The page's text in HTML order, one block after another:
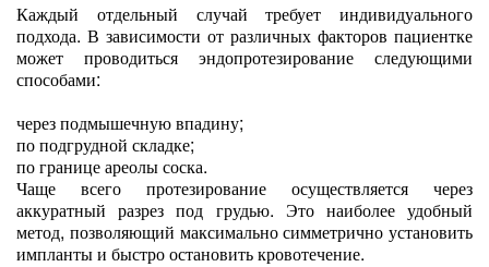
Каждый отдельный случай требует индивидуального
подхода. В зависимости от различных факторов пациентке
может проводиться эндопротезирование следующими
способами:
через подмышечную впадину;
по подгрудной складке;
по границе ареолы соска.
Чаще всего протезирование осуществляется через
аккуратный разрез под грудью. Это наиболее удобный
метод, позволяющий максимально симметрично установить
импланты и быстро остановить кровотечение.